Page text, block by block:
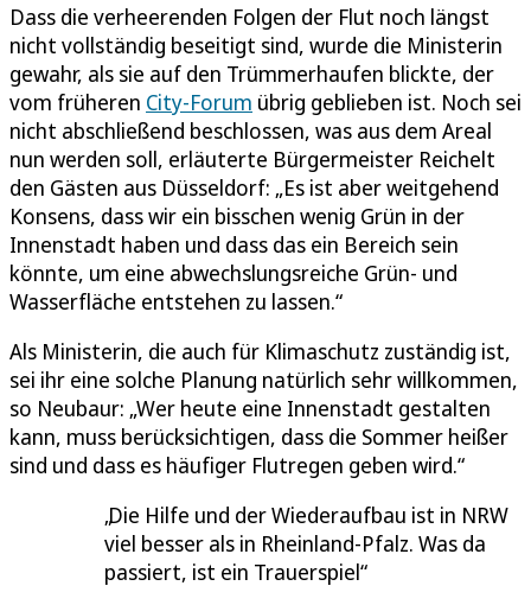
Dass die verheerenden Folgen der Flut noch längst
nicht vollständig beseitigt sind, wurde die Ministerin
gewahr, als sie auf den Trümmerhaufen blickte, der
vom früheren City-Forum übrig geblieben ist. Noch sei
nicht abschließend beschlossen, was aus dem Areal
nun werden soll, erläuterte Bürgermeister Reichelt
den Gästen aus Düsseldorf: „Es ist aber weitgehend
Konsens, dass wir ein bisschen wenig Grün in der
Innenstadt haben und dass das ein Bereich sein
könnte, um eine abwechslungsreiche Grün- und
Wasserfläche entstehen zu lassen.“
Als Ministerin, die auch für Klimaschutz zuständig ist,
sei ihr eine solche Planung natürlich sehr willkommen,
so Neubaur: „Wer heute eine Innenstadt gestalten
kann, muss berücksichtigen, dass die Sommer heißer
sind und dass es häufiger Flutregen geben wird.“
Die Hilfe und der Wiederaufbau ist in NRW
viel besser als in Rheinland-Pfalz. Was da
passiert, ist ein Trauerspiel